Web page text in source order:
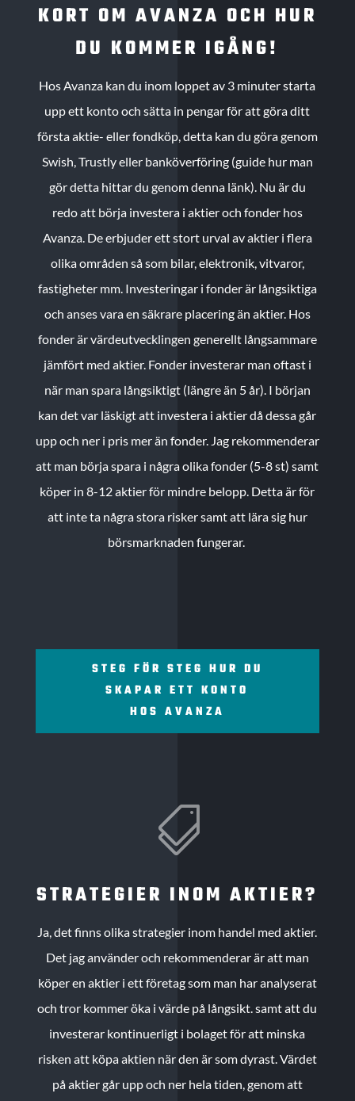
KORT OM AVANZA OCH HUR
DU KOMMER IGÅNG!
Hos Avanza kan du inom loppet av 3 minuter starta
upp ett konto och sätta in pengar för att göra ditt
första aktie- eller fondköp, detta kan du göra genom
Swish, Trustly eller banköverföring (guide hur man
gör detta hittar du genom denna länk). Nu är du
redo att börja investera i aktier och fonder hos
Avanza. De erbjuder ett stort urval av aktier i flera
olika områden så som bilar, elektronik, vitvaror,
fastigheter mm. Investeringar i fonder är långsiktiga
och anses vara en säkrare placering än aktier. Hos
fonder är värdeutvecklingen generellt långsammare
jämfört med aktier. Fonder investerar man oftast i
när man spara långsiktigt (längre än 5 år). I början
kan det var läskigt att investera i aktier då dessa går
upp och ner i pris mer än fonder. Jag rekommenderar
att man börja spara i några olika fonder (5-8 st) samt
köper in 8-12 aktier för mindre belopp. Detta är för
att inte ta några stora risker samt att lära sig hur
börsmarknaden fungerar.
STEG FÖR STEG HUR DU
SKAPAR ETT KONTO
HOS AVANZA

STRATEGIER INOM AKTIER?
Ja, det finns olika strategier inom handel med aktier.
Det jag använder och rekommenderar är att man
köper en aktier i ett företag som man har analyserat
och tror kommer öka i värde på långsikt. samt att du
investerar kontinuerligt i bolaget för att minska
risken att köpa aktien när den är som dyrast. Värdet
på aktier går upp och ner hela tiden, genom att